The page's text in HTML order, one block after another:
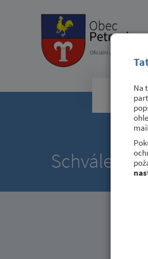
Na
Schválený